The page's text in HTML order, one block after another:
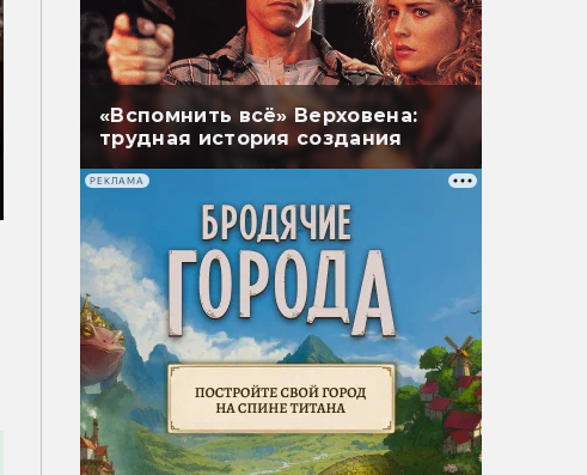
«Вспомнить всё» Верховена:
трудная история создания
РЕКЛАМА